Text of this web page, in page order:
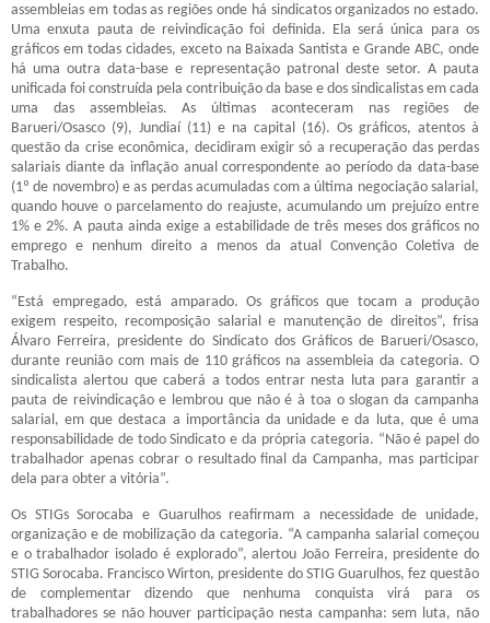
assembleias em todas as regiões onde há sindicatos organizados no estado.
Uma enxuta pauta de reivindicação foi definida. Ela será única para os
gráficos em todas cidades, exceto na Baixada Santista e Grande ABC, onde
há uma outra data-base e representação patronal deste setor. A pauta
unificada foi construída pela contribuição da base e dos sindicalistas em cada
uma das assembleias. As últimas aconteceram nas regiões de
Barueri/Osasco (9), Jundiaí (11) e na capital (16). Os gráficos, atentos à
questão da crise econômica, decidiram exigir só a recuperação das perdas
salariais diante da inflação anual correspondente ao período da data-base
(1º de novembro) e as perdas acumuladas com a última negociação salarial,
quando houve o parcelamento do reajuste, acumulando um prejuízo entre
1% e 2%. A pauta ainda exige a estabilidade de três meses dos gráficos no
emprego e nenhum direito a menos da atual Convenção Coletiva de
Trabalho.
“Está empregado, está amparado. Os gráficos que tocam a produção
exigem respeito, recomposição salarial e manutenção de direitos”, frisa
Álvaro Ferreira, presidente do Sindicato dos Gráficos de Barueri/Osasco,
durante reunião com mais de 110 gráficos na assembleia da categoria. O
sindicalista alertou que caberá a todos entrar nesta luta para garantir a
pauta de reivindicação e lembrou que não é à toa o slogan da campanha
salarial, em que destaca a importância da unidade e da luta, que é uma
responsabilidade de todo Sindicato e da própria categoria. “Não é papel do
trabalhador apenas cobrar o resultado final da Campanha, mas participar
dela para obter a vitória”.
Os STIGs Sorocaba e Guarulhos reafirmam a necessidade de unidade,
organização e de mobilização da categoria. “A campanha salarial começou
e o trabalhador isolado é explorado”, alertou João Ferreira, presidente do
STIG Sorocaba. Francisco Wirton, presidente do STIG Guarulhos, fez questão
de complementar dizendo que nenhuma conquista virá para os
trabalhadores se não houver participação nesta campanha: sem luta, não